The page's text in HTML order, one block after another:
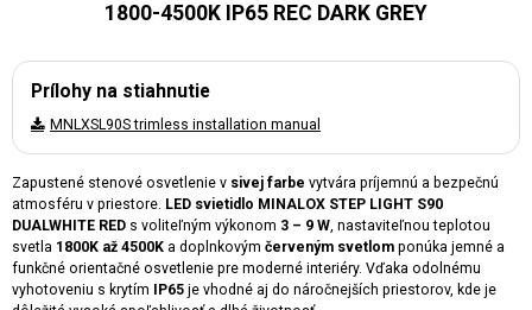
1800-4500K IP65 REC DARK GREY
Prílohy na stiahnutie
MNLXSL90S trimless installation manual
Zapustené stenové osvetlenie v sivej farbe vytvára príjemnú a bezpečnú
atmosféru v priestore. LED svietidlo MINALOX STEP LIGHT S90
DUALWHITE RED s voliteľným výkonom 3 – 9 W , nastaviteľnou teplotou
svetla 1800K až 4500K a doplnkovým červeným svetlom ponúka jemné a
funkčné orientačné osvetlenie pre moderné interiéry. Vďaka odolnému
vyhotoveniu s krytím IP65 je vhodné aj do náročnejších priestorov, kde je